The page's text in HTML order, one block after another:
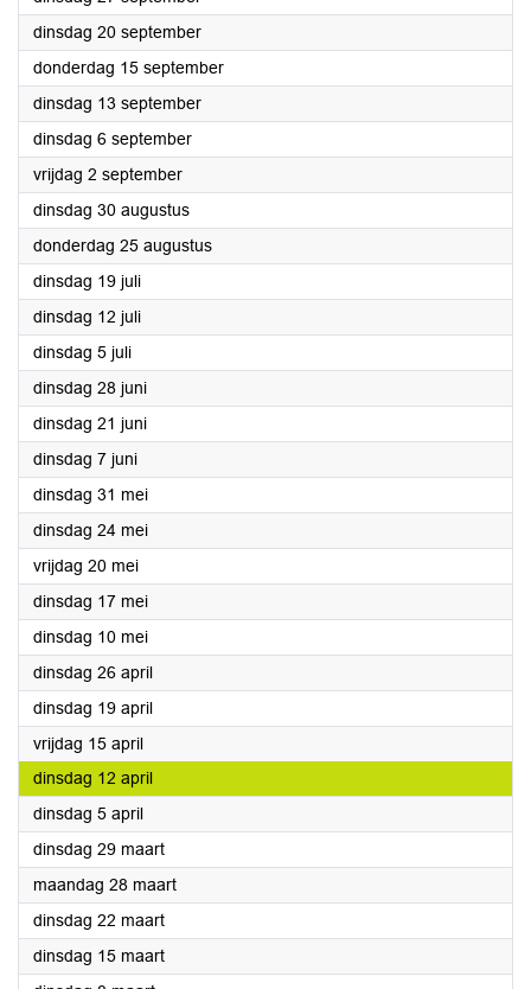
dinsdag 20 september2022
donderdag 15 september2022
dinsdag 13 september2022
dinsdag 6 september2022
vrijdag 2 september2022
dinsdag 30 augustus2022
donderdag 25 augustus2022
dinsdag 19 juli2022
dinsdag 12 juli2022
dinsdag 5 juli2022
dinsdag 28 juni2022
dinsdag 21 juni2022
dinsdag 7 juni2022
dinsdag 31 mei2022
dinsdag 24 mei2022
vrijdag 20 mei2022
dinsdag 17 mei2022
dinsdag 10 mei2022
dinsdag 26 april2022
dinsdag 19 april2022
vrijdag 15 april2022
dinsdag 12 april2022
dinsdag 5 april2022
dinsdag 29 maart2022
maandag 28 maart2022
dinsdag 22 maart2022
dinsdag 15 maart2022